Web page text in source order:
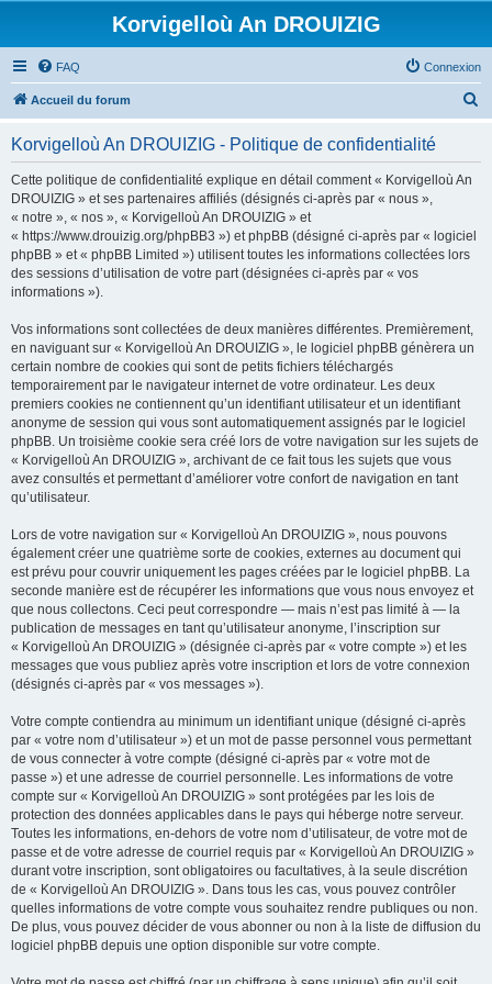
Korvigelloù An DROUIZIG
FAQ Connexion
Accueil du forum
Korvigelloù An DROUIZIG - Politique de confidentialité
Cette politique de confidentialité explique en détail comment « Korvigelloù An
DROUIZIG » et ses partenaires affiliés (désignés ci-après par « nous »,
« notre », « nos », « Korvigelloù An DROUIZIG » et
« https://www.drouizig.org/phpBB3 ») et phpBB (désigné ci-après par « logiciel
phpBB » et « phpBB Limited ») utilisent toutes les informations collectées lors
des sessions d’utilisation de votre part (désignées ci-après par « vos
informations »).
Vos informations sont collectées de deux manières différentes. Premièrement,
en naviguant sur « Korvigelloù An DROUIZIG », le logiciel phpBB génèrera un
certain nombre de cookies qui sont de petits fichiers téléchargés
temporairement par le navigateur internet de votre ordinateur. Les deux
premiers cookies ne contiennent qu’un identifiant utilisateur et un identifiant
anonyme de session qui vous sont automatiquement assignés par le logiciel
phpBB. Un troisième cookie sera créé lors de votre navigation sur les sujets de
« Korvigelloù An DROUIZIG », archivant de ce fait tous les sujets que vous
avez consultés et permettant d’améliorer votre confort de navigation en tant
qu’utilisateur.
Lors de votre navigation sur « Korvigelloù An DROUIZIG », nous pouvons
également créer une quatrième sorte de cookies, externes au document qui
est prévu pour couvrir uniquement les pages créées par le logiciel phpBB. La
seconde manière est de récupérer les informations que vous nous envoyez et
que nous collectons. Ceci peut correspondre — mais n’est pas limité à — la
publication de messages en tant qu’utilisateur anonyme, l’inscription sur
« Korvigelloù An DROUIZIG » (désignée ci-après par « votre compte ») et les
messages que vous publiez après votre inscription et lors de votre connexion
(désignés ci-après par « vos messages »).
Votre compte contiendra au minimum un identifiant unique (désigné ci-après
par « votre nom d’utilisateur ») et un mot de passe personnel vous permettant
de vous connecter à votre compte (désigné ci-après par « votre mot de
passe ») et une adresse de courriel personnelle. Les informations de votre
compte sur « Korvigelloù An DROUIZIG » sont protégées par les lois de
protection des données applicables dans le pays qui héberge notre serveur.
Toutes les informations, en-dehors de votre nom d’utilisateur, de votre mot de
passe et de votre adresse de courriel requis par « Korvigelloù An DROUIZIG »
durant votre inscription, sont obligatoires ou facultatives, à la seule discrétion
de « Korvigelloù An DROUIZIG ». Dans tous les cas, vous pouvez contrôler
quelles informations de votre compte vous souhaitez rendre publiques ou non.
De plus, vous pouvez décider de vous abonner ou non à la liste de diffusion du
logiciel phpBB depuis une option disponible sur votre compte.